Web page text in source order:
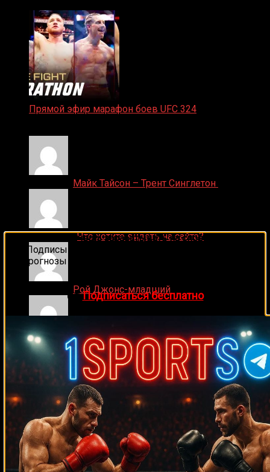
Прямой эфир марафон боев UFC 324
Майк Тайсон – Трент Синглетон
ДЕНИС onЧто хотите видеть на сайте?
Рой Джонс-младший
Ляяляляляояо onСмотреть UFC 324: Гэйтжи –
Пимблетт
Medik onСмотреть UFC 322 Делла Маддалена –
Махачев
Случайные боксеры
Брайан Лондон Али Багов Лучано Торрес Чарльз Вулард
🔥 Хочешь зарабатывать на спорте?
Подписывайся на наш Telegram-канал
прогнозы на единоборства и другие виды спорта
👉Подписаться бесплатно